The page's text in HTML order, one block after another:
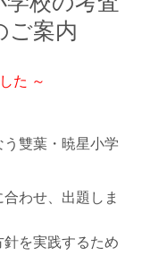
ご案内
た ～
雙葉・暁星小学
わせ、出題しま
を実践するため